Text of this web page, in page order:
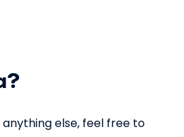
else, feel free to